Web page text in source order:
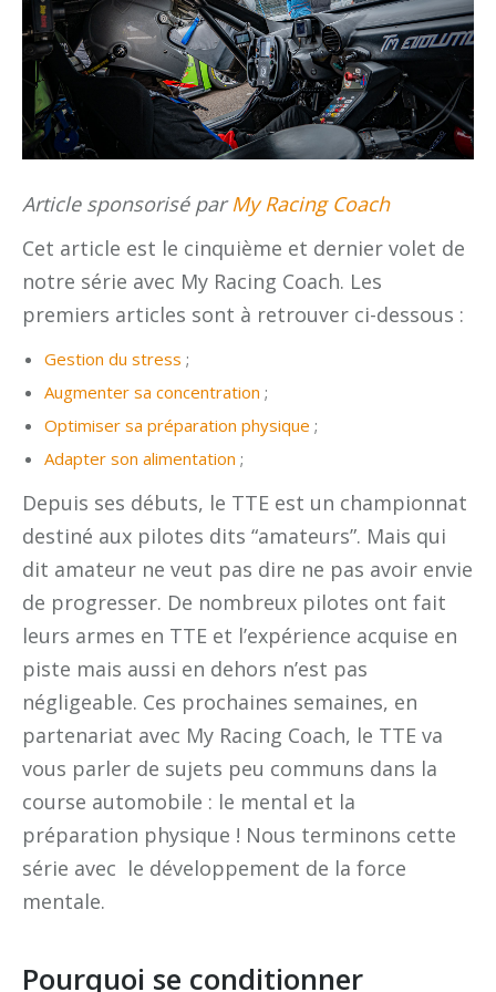
Article sponsorisé parMy Racing Coach
Cet article est le cinquième et dernier volet de
notre série avec My Racing Coach. Les
premiers articles sont à retrouver ci-dessous :
Gestion du stress ;
Augmenter sa concentration ;
Optimiser sa préparation physique ;
Adapter son alimentation ;
Depuis ses débuts, le TTE est un championnat
destiné aux pilotes dits “amateurs”. Mais qui
dit amateur ne veut pas dire ne pas avoir envie
de progresser. De nombreux pilotes ont fait
leurs armes en TTE et l’expérience acquise en
piste mais aussi en dehors n’est pas
négligeable. Ces prochaines semaines, en
partenariat avec My Racing Coach, le TTE va
vous parler de sujets peu communs dans la
course automobile : le mental et la
préparation physique ! Nous terminons cette
série avec le développement de la force
mentale.
Pourquoi se conditionner